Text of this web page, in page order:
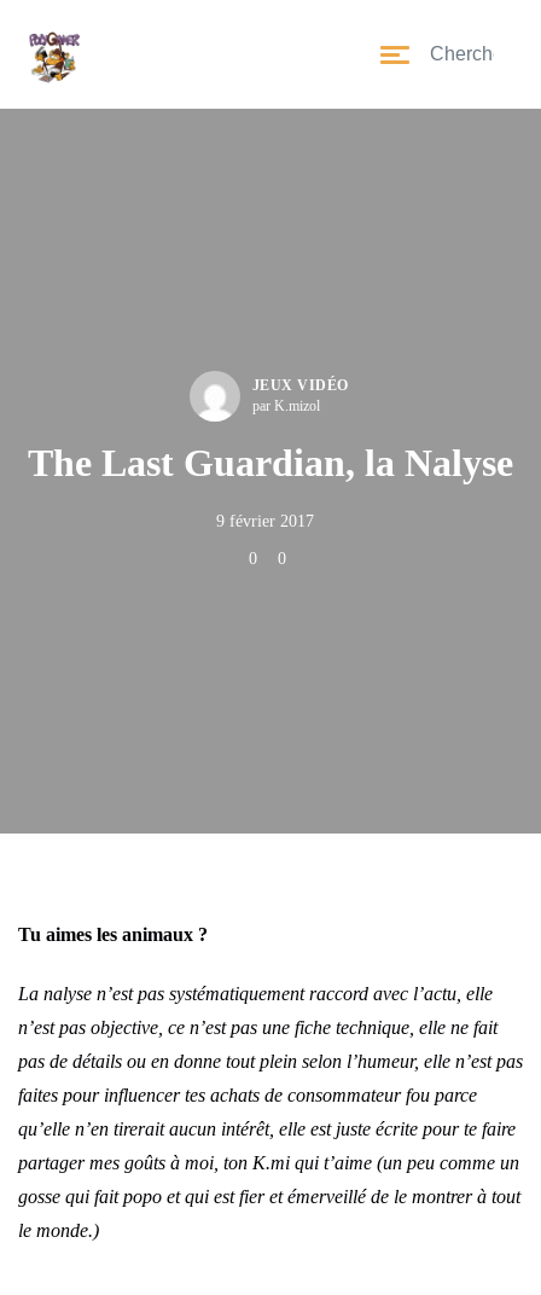
JEUX VIDÉO
par K.mizol
The Last Guardian, la Nalyse
9 février 2017
0 0
Tu aimes les animaux ?
La nalyse n’est pas systématiquement raccord avec l’actu, elle
n’est pas objective, ce n’est pas une fiche technique, elle ne fait
pas de détails ou en donne tout plein selon l’humeur, elle n’est pas
faites pour influencer tes achats de consommateur fou parce
qu’elle n’en tirerait aucun intérêt, elle est juste écrite pour te faire
partager mes goûts à moi, ton K.mi qui t’aime (un peu comme un
gosse qui fait popo et qui est fier et émerveillé de le montrer à tout
le monde.)